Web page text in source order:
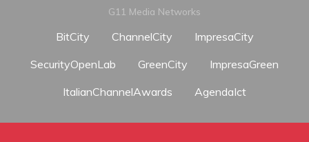
G11 Media Networks
BitCity ChannelCity
ImpresaCity
SecurityOpenLab
GreenCity
ImpresaGreen
ItalianChannelAwards
AgendaIct